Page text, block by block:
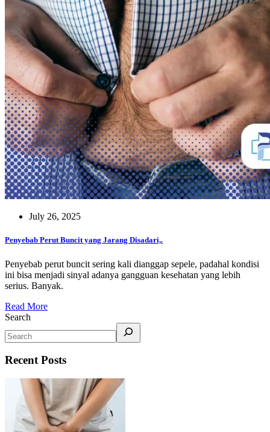
July 26, 2025
Penyebab Perut Buncit yang Jarang Disadari,.
Penyebab perut buncit sering kali dianggap sepele, padahal kondisi
ini bisa menjadi sinyal adanya gangguan kesehatan yang lebih
serius. Banyak.
Read More
Search
Recent Posts